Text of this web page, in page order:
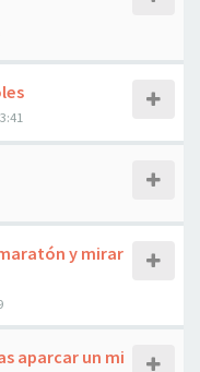
y mirar
aparcar un mi